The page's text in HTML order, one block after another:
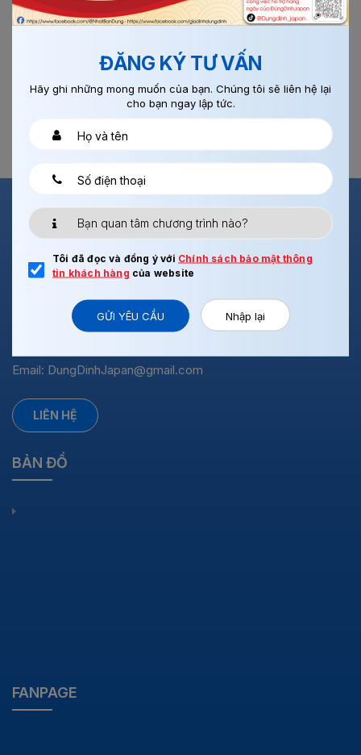
Xuất Khẩu Lao Động & Du Học VJC GROUP
Địa chỉ: Tòa nhà IC Building, 82 Duy Tân, Cầu Giấy
SĐT: 0969787387
Email: DungDinhJapan@gmail.com
LIÊN HỆ
BẢN ĐỒ
FANPAGE
ĐĂNG KÝ TƯ VẤN
Hãy ghi những mong muốn của bạn. Chúng tôi sẽ liên hệ lại
cho bạn ngay lập tức.
Tôi đã đọc và đồng ý với Chính sách bảo mật thông
tin khách hàng của website
GỬI YÊU CẦU Nhập lại